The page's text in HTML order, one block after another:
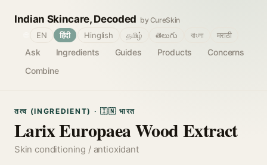
Indian Skincare, Decoded by CureSkin
Ask Ingredients Guides Products
Concerns
Combine
EN हिंदी Hinglish தமிழ் తెలుగు বাংলা मराठी
तत्व (INGREDIENT) · 🇮🇳 भारत
Larix Europaea Wood Extract
Skin conditioning / antioxidant